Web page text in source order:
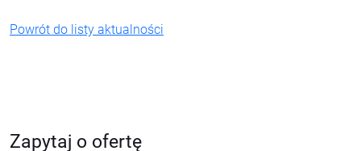
Powrót do listy aktualności
Zapytaj o ofertę